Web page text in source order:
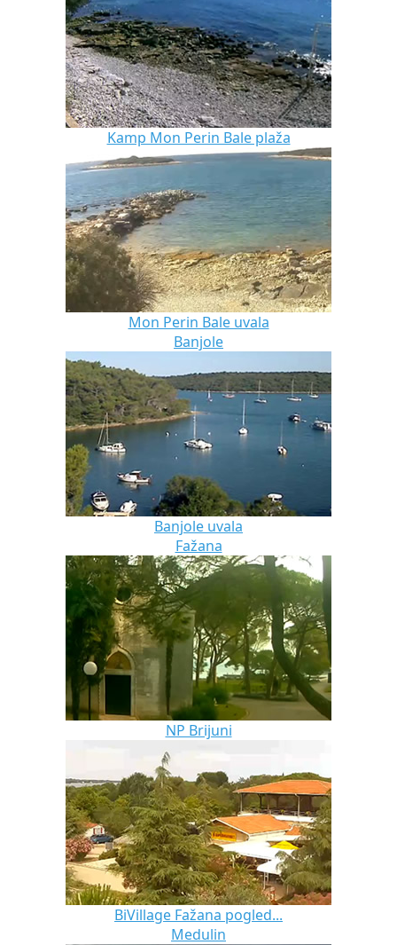
Kamp Mon Perin Bale plaža
Mon Perin Bale uvala
Banjole
Banjole uvala
Fažana
NP Brijuni
BiVillage Fažana pogled...
Medulin